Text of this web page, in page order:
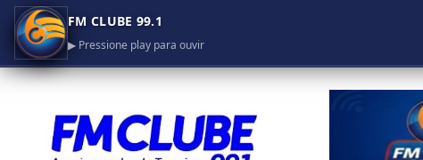
FM CLUBE 99.1
▶ Pressione play para ouvir